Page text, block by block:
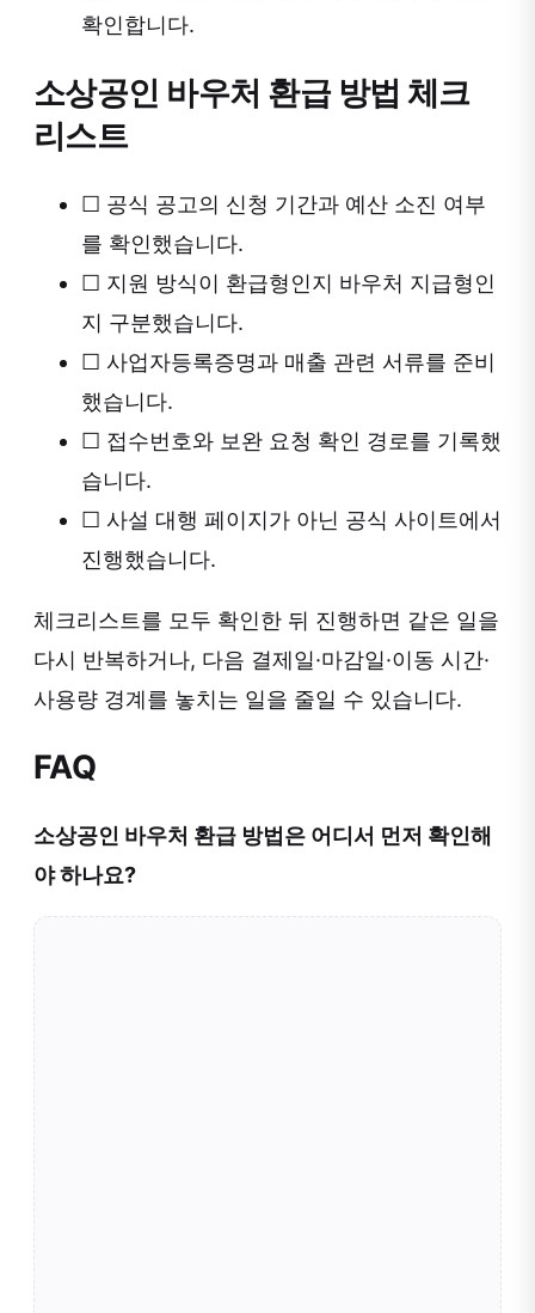
확인합니다.
소상공인 바우처 환급 방법 체크
리스트
☐ 공식 공고의 신청 기간과 예산 소진 여부
를 확인했습니다.
☐ 지원 방식이 환급형인지 바우처 지급형인
지 구분했습니다.
☐ 사업자등록증명과 매출 관련 서류를 준비
했습니다.
☐ 접수번호와 보완 요청 확인 경로를 기록했
습니다.
☐ 사설 대행 페이지가 아닌 공식 사이트에서
진행했습니다.
체크리스트를 모두 확인한 뒤 진행하면 같은 일을
다시 반복하거나, 다음 결제일·마감일·이동 시간·
사용량 경계를 놓치는 일을 줄일 수 있습니다.
FAQ
소상공인 바우처 환급 방법은 어디서 먼저 확인해
야 하나요?